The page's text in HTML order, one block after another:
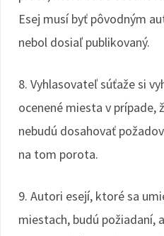
Esej musí byť pôvodným
nebol dosiaľ publikovaný.
8. Vyhlasovateľ súťaže si
ocenené miesta v prípade,
nebudú dosahovať
na tom porota.
9. Autori esejí, ktoré sa
miestach, budú požiadaní,